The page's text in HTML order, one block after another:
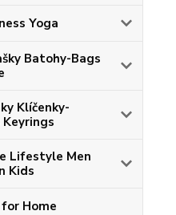
Yoga
Batohy-Bags
Klíčenky-
Lifestyle Men
Kids
Home